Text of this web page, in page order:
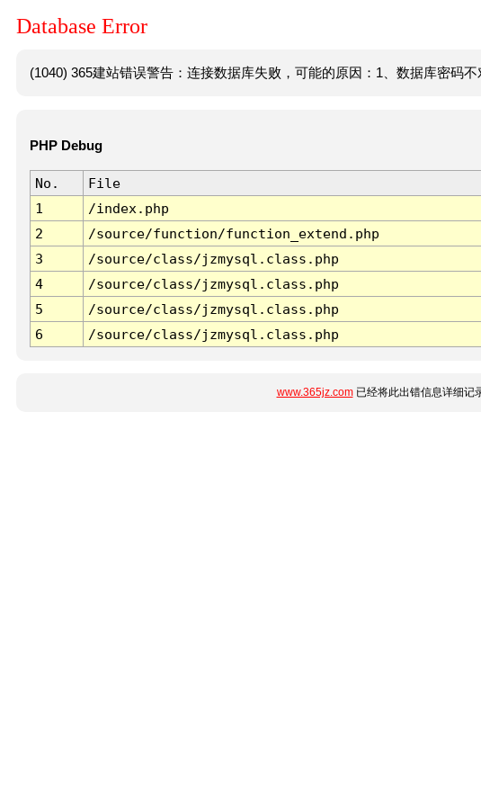
Database Error
(1040) 365建站错误警告：连接数据库失败，可能的原因：1、数据库密码不
PHP Debug
No. File
1
/index.php
2
/source/function/function_extend.php
3
/source/class/jzmysql.class.php
4
/source/class/jzmysql.class.php
5
/source/class/jzmysql.class.php
6
/source/class/jzmysql.class.php
www.365jz.com已经将此出错信息详细记